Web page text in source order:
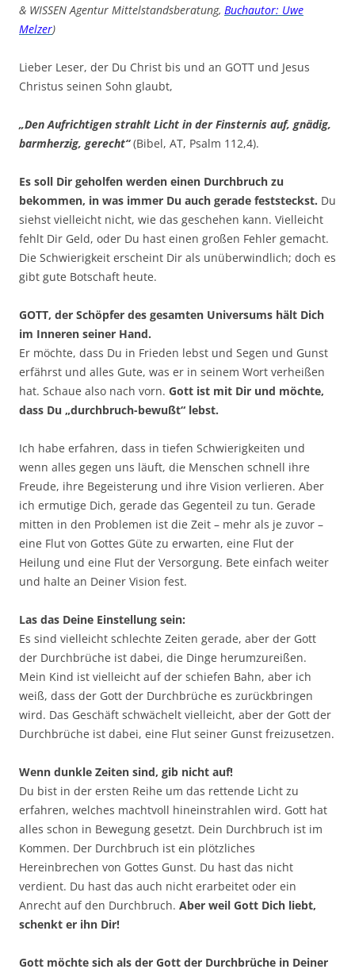
& WISSEN Agentur Mittelstandsberatung, Buchautor: Uwe
Melzer)
Lieber Leser, der Du Christ bis und an GOTT und Jesus
Christus seinen Sohn glaubt,
„Den Aufrichtigen strahlt Licht in der Finsternis auf, gnädig,
barmherzig, gerecht“(Bibel, AT, Psalm 112,4).
Es soll Dir geholfen werden einen Durchbruch zu
bekommen, in was immer Du auch gerade feststeckst. Du
siehst vielleicht nicht, wie das geschehen kann. Vielleicht
fehlt Dir Geld, oder Du hast einen großen Fehler gemacht.
Die Schwierigkeit erscheint Dir als unüberwindlich; doch es
gibt gute Botschaft heute.
GOTT, der Schöpfer des gesamten Universums hält Dich
im Inneren seiner Hand.
Er möchte, dass Du in Frieden lebst und Segen und Gunst
erfährst und alles Gute, was er in seinem Wort verheißen
hat. Schaue also nach vorn. Gott ist mit Dir und möchte,
dass Du „durchbruch-bewußt“ lebst.
Ich habe erfahren, dass in tiefen Schwierigkeiten und
wenn alles gegen uns läuft, die Menschen schnell ihre
Freude, ihre Begeisterung und ihre Vision verlieren. Aber
ich ermutige Dich, gerade das Gegenteil zu tun. Gerade
mitten in den Problemen ist die Zeit – mehr als je zuvor –
eine Flut von Gottes Güte zu erwarten, eine Flut der
Heilung und eine Flut der Versorgung. Bete einfach weiter
und halte an Deiner Vision fest.
Las das Deine Einstellung sein:
Es sind vielleicht schlechte Zeiten gerade, aber der Gott
der Durchbrüche ist dabei, die Dinge herumzureißen.
Mein Kind ist vielleicht auf der schiefen Bahn, aber ich
weiß, dass der Gott der Durchbrüche es zurückbringen
wird. Das Geschäft schwächelt vielleicht, aber der Gott der
Durchbrüche ist dabei, eine Flut seiner Gunst freizusetzen.
Wenn dunkle Zeiten sind, gib nicht auf!
Du bist in der ersten Reihe um das rettende Licht zu
erfahren, welches machtvoll hineinstrahlen wird. Gott hat
alles schon in Bewegung gesetzt. Dein Durchbruch ist im
Kommen. Der Durchbruch ist ein plötzliches
Hereinbrechen von Gottes Gunst. Du hast das nicht
verdient. Du hast das auch nicht erarbeitet oder ein
Anrecht auf den Durchbruch. Aber weil Gott Dich liebt,
schenkt er ihn Dir!
Gott möchte sich als der Gott der Durchbrüche in Deiner